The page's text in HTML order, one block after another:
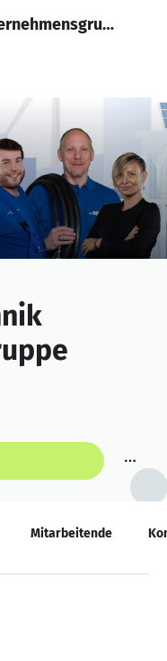
Anmelden
Job posten
Sitte Elektrotechnik Unternehmensgruppe
Mitarbeitende